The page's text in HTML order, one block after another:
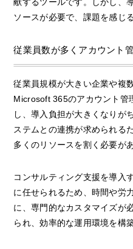
ソースが必要で、課題を感じ
従業員数が多くアカウント
従業員規模が大きい企業や複
Microsoft 365のアカウント管
し、導入負担が大きくなりが
ステムとの連携が求められる
多くのリソースを割く必要が
コンサルティング支援を導入
に任せられるため、時間や労
に、専門的なカスタマイズが
られ、効率的な運用環境を構